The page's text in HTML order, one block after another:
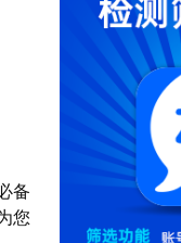
备
您